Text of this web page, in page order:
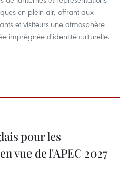
en plein air, offrant aux
et visiteurs une atmosphère
imprégnée d'identité culturelle.
pour les
vue de l'APEC 2027